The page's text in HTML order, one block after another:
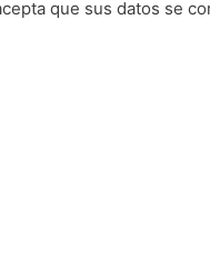
que sus datos se